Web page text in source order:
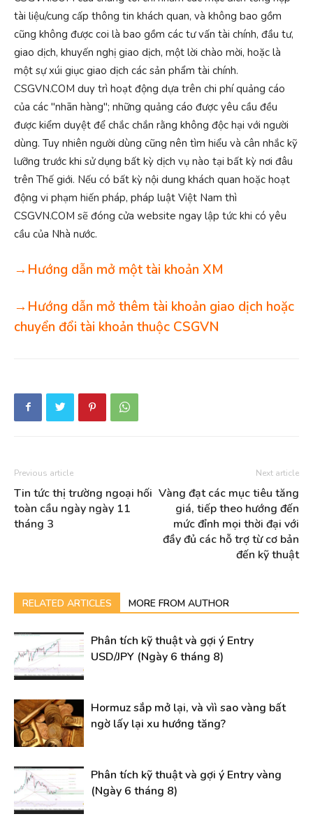
tài liệu/cung cấp thông tin khách quan, và không bao gồm
cũng không được coi là bao gồm các tư vấn tài chính, đầu tư,
giao dịch, khuyến nghị giao dịch, một lời chào mời, hoặc là
một sự xúi giục giao dịch các sản phẩm tài chính.
CSGVN.COM duy trì hoạt động dựa trên chi phí quảng cáo
của các "nhãn hàng"; những quảng cáo được yêu cầu đều
được kiểm duyệt để chắc chắn rằng không độc hại với người
dùng. Tuy nhiên người dùng cũng nên tìm hiểu và cân nhắc kỹ
lưỡng trước khi sử dụng bất kỳ dịch vụ nào tại bất kỳ nơi đâu
trên Thế giới. Nếu có bất kỳ nội dung khách quan hoặc hoạt
động vi phạm hiến pháp, pháp luật Việt Nam thì
CSGVN.COM sẽ đóng cửa website ngay lập tức khi có yêu
cầu của Nhà nước.
→Hướng dẫn mở một tài khoản XM
→Hướng dẫn mở thêm tài khoản giao dịch hoặc
chuyển đổi tài khoản thuộc CSGVN
Previous article
Tin tức thị trường ngoại hối
toàn cầu ngày ngày 11
tháng 3
Next article
Vàng đạt các mục tiêu tăng
giá, tiếp theo hướng đến
mức đỉnh mọi thời đại với
đầy đủ các hỗ trợ từ cơ bản
đến kỹ thuật
RELATED ARTICLES MORE FROM AUTHOR
Phân tích kỹ thuật và gợi ý Entry
USD/JPY (Ngày 6 tháng 8)
Hormuz sắp mở lại, và vìì sao vàng bất
ngờ lấy lại xu hướng tăng?
Phân tích kỹ thuật và gợi ý Entry vàng
(Ngày 6 tháng 8)